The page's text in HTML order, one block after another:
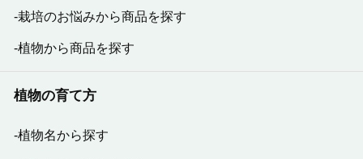
栽培のお悩みから商品を探す
植物から商品を探す
植物の育て方
植物名から探す